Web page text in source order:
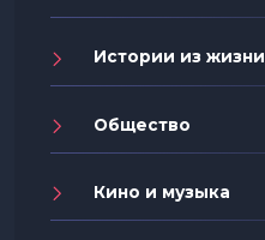
Истории из жизни
Общество
Кино и музыка